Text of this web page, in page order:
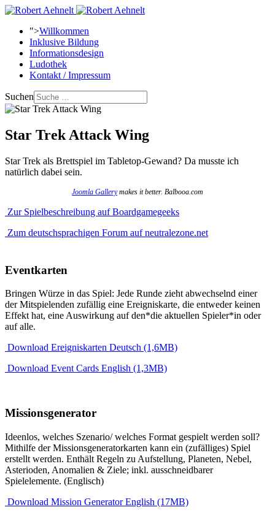
">Willkommen
Inklusive Bildung
Informationsdesign
Ludothek
Kontakt / Impressum
Suchen
Star Trek Attack Wing
Star Trek als Brettspiel im Tabletop-Gewand? Da musste ich
natürlich dabei sein.
Joomla Gallerymakes it better. Balbooa.com
Zur Spielbeschreibung auf Boardgamegeeks
Zum deutschsprachigen Forum auf neutralezone.net
Eventkarten
Bringen Würze in das Spiel: Jede Runde zieht abwechselnd einer
der Mitspielenden zufällig eine Ereigniskarte, die entweder keinen
Effekt hat, eine Auswirkung auf den*die aktuellen Spieler*in oder
auf alle.
Download Ereigniskarten Deutsch (1,6MB)
Download Event Cards English (1,3MB)
Missionsgenerator
Ideenlos, welches Szenario/ welches Format gespielt werden soll?
Mithilfe der Missionsgeneratorkarten kann ein (zufälliges) Spiel
erstellt werden. Enthält Regeln zu Aufstellung, Planeten, Nebel,
Asterioden, Anomalien & Ziele; inkl. ausschneidbarer
Spielelemente. (Englisch)
Download Mission Generator English (17MB)